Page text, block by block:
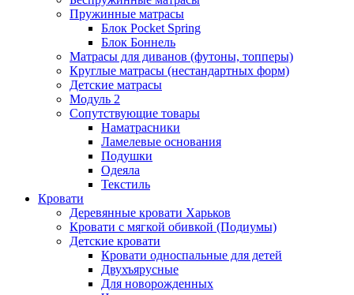
Пружинные матрасы
Блок Pocket Spring
Блок Боннель
Матрасы для диванов (футоны, топперы)
Круглые матрасы (нестандартных форм)
Детские матрасы
Модуль 2
Сопутствующие товары
Наматрасники
Ламелевые основания
Подушки
Одеяла
Текстиль
Кровати
Деревянные кровати Харьков
Кровати с мягкой обивкой (Подиумы)
Детские кровати
Кровати односпальные для детей
Двухъярусные
Для новорожденных